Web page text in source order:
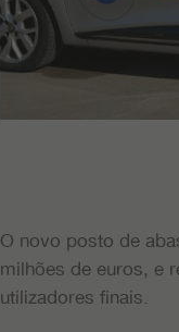
O novo posto de
milhões de euros, e
utilizadores finais.